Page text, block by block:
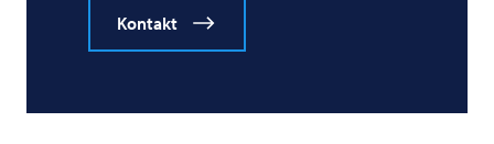
Kontakt